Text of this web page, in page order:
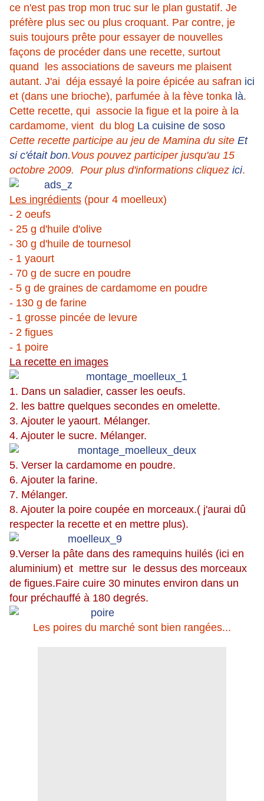
ce n'est pas trop mon truc sur le plan gustatif. Je
préfère plus sec ou plus croquant. Par contre, je
suis toujours prête pour essayer de nouvelles
façons de procéder dans une recette, surtout
quand les associations de saveurs me plaisent
autant. J'ai déja essayé la poire épicée au safran ici
et (dans une brioche), parfumée à la fève tonka là.
Cette recette, qui associe la figue et la poire à la
cardamome, vient du blog La cuisine de soso
Cette recette participe au jeu de Mamina du site Et
si c'était bon.Vous pouvez participer jusqu'au 15
octobre 2009. Pour plus d'informations cliquez ici.
Les ingrédients (pour 4 moelleux)
- 2 oeufs
- 25 g d'huile d'olive
- 30 g d'huile de tournesol
- 1 yaourt
- 70 g de sucre en poudre
- 5 g de graines de cardamome en poudre
- 130 g de farine
- 1 grosse pincée de levure
- 2 figues
- 1 poire
La recette en images
1. Dans un saladier, casser les oeufs.
2. les battre quelques secondes en omelette.
3. Ajouter le yaourt. Mélanger.
4. Ajouter le sucre. Mélanger.
5. Verser la cardamome en poudre.
6. Ajouter la farine.
7. Mélanger.
8. Ajouter la poire coupée en morceaux.( j'aurai dû
respecter la recette et en mettre plus).
9.Verser la pâte dans des ramequins huilés (ici en
aluminium) et mettre sur le dessus des morceaux
de figues.Faire cuire 30 minutes environ dans un
four préchauffé à 180 degrés.
Les poires du marché sont bien rangées...